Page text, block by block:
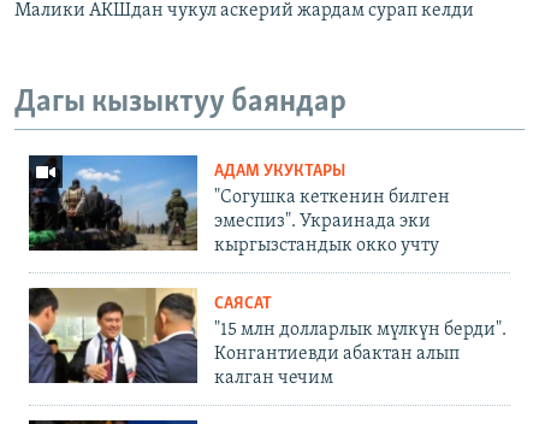
Малики АКШдан чукул аскерий жардам сурап келди
Дагы кызыктуу баяндар
АДАМ УКУКТАРЫ
"Согушка кеткенин билген
эмеспиз". Украинада эки
кыргызстандык окко учту
САЯСАТ
"15 млн долларлык мүлкүн берди".
Конгантиевди абактан алып
калган чечим